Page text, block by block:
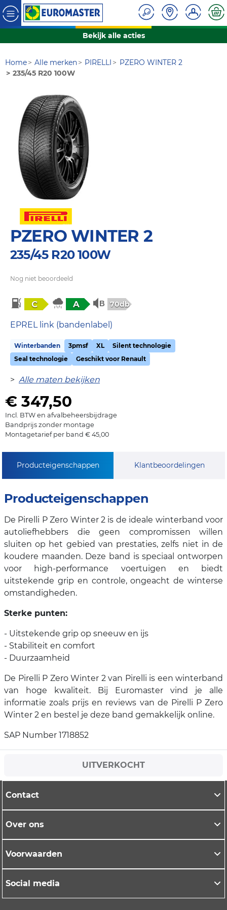
Bekijk alle acties
Home Alle merken PIRELLI
PZERO WINTER 2
235/45 R20 100W
PZERO WINTER 2
235/45 R20 100W
Nog niet beoordeeld
C A 70db
EPREL link (bandenlabel)
Winterbanden 3pmsf XL
Silent technologie
Seal technologie
Geschikt voor Renault
> Alle maten bekijken
€ 347,50
Incl. BTW en afvalbeheersbijdrage
Bandprijs zonder montage
Montagetarief per band € 45,00
Producteigenschappen Klantbeoordelingen
Producteigenschappen
De Pirelli P Zero Winter 2 is de ideale winterband voor
autoliefhebbers die geen compromissen willen
sluiten op het gebied van prestaties, zelfs niet in de
koudere maanden. Deze band is speciaal ontworpen
voor high-performance voertuigen en biedt
uitstekende grip en controle, ongeacht de winterse
omstandigheden.
Sterke punten:
- Uitstekende grip op sneeuw en ijs
- Stabiliteit en comfort
- Duurzaamheid
De Pirelli P Zero Winter 2 van Pirelli is een winterband
van hoge kwaliteit. Bij Euromaster vind je alle
informatie zoals prijs en reviews van de Pirelli P Zero
Winter 2 en bestel je deze band gemakkelijk online.
SAP Number 1718852
UITVERKOCHT
Contact
Over ons
Voorwaarden
Social media